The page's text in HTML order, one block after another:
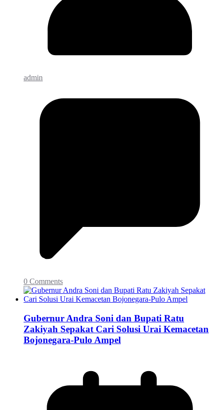
admin
0 Comments
Gubernur Andra Soni dan Bupati Ratu
Zakiyah Sepakat Cari Solusi Urai Kemacetan
Bojonegara-Pulo Ampel